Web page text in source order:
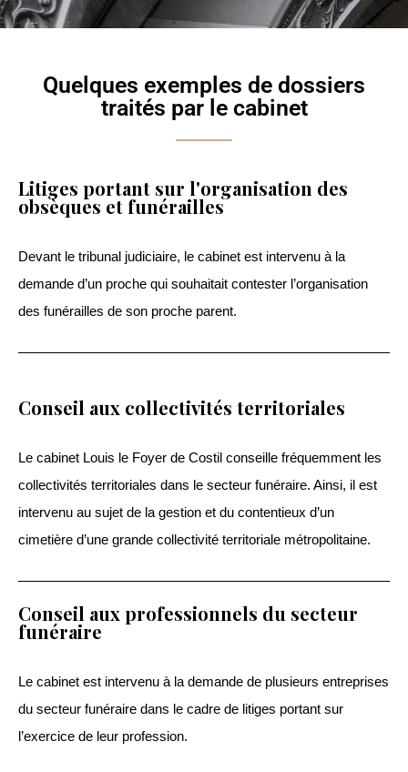
Quelques exemples de dossiers
traités par le cabinet
Litiges portant sur l'organisation des
obsèques et funérailles
Devant le tribunal judiciaire, le cabinet est intervenu à la
demande d’un proche qui souhaitait contester l’organisation
des funérailles de son proche parent.
Conseil aux collectivités territoriales
Le cabinet Louis le Foyer de Costil conseille fréquemment les
collectivités territoriales dans le secteur funéraire. Ainsi, il est
intervenu au sujet de la gestion et du contentieux d’un
cimetière d’une grande collectivité territoriale métropolitaine.
Conseil aux professionnels du secteur
funéraire
Le cabinet est intervenu à la demande de plusieurs entreprises
du secteur funéraire dans le cadre de litiges portant sur
l’exercice de leur profession.